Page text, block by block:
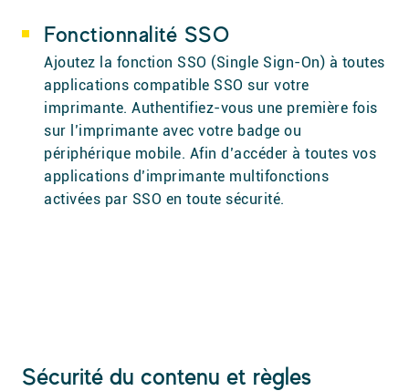
Fonctionnalité SSO
Ajoutez la fonction SSO (Single Sign-On) à toutes
applications compatible SSO sur votre
imprimante. Authentifiez-vous une première fois
sur l’imprimante avec votre badge ou
périphérique mobile. Afin d’accéder à toutes vos
applications d’imprimante multifonctions
activées par SSO en toute sécurité.
Sécurité du contenu et règles